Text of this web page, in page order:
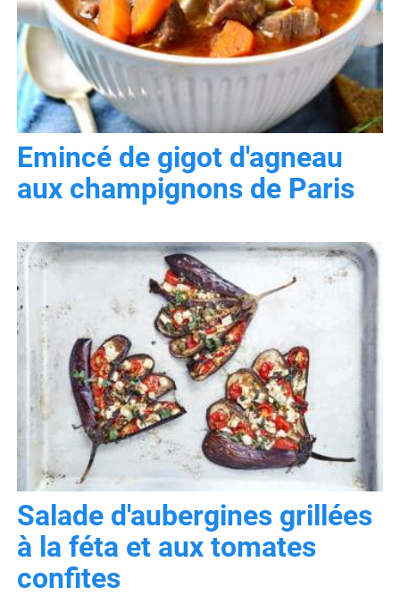
Emincé de gigot d'agneau
aux champignons de Paris
Salade d'aubergines grillées
à la féta et aux tomates
confites